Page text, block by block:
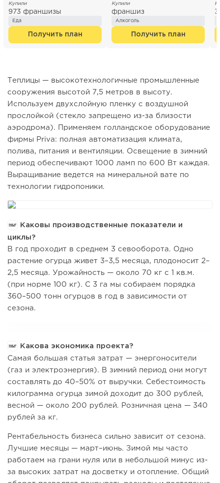
Купили
973 франшизы
Еда
Получить план
Купили
франшиз
Алкоголь
Получить план
Теплицы — высокотехнологичные промышленные
сооружения высотой 7,5 метров в высоту.
Используем двухслойную пленку с воздушной
прослойкой (стекло запрещено из-за близости
аэродрома). Применяем голландское оборудование
фирмы Priva: полная автоматизация климата,
полива, питания и вентиляции. Освещение в зимний
период обеспечивают 1000 ламп по 600 Вт каждая.
Выращивание ведется на минеральной вате по
технологии гидропоники.
Каковы производственные показатели и
циклы?
В год проходит в среднем 3 севооборота. Одно
растение огурца живет 3–3,5 месяца, плодоносит 2–
2,5 месяца. Урожайность — около 70 кг с 1 кв.м.
(при норме 100 кг). С 3 га мы собираем порядка
360–500 тонн огурцов в год в зависимости от
сезона.
Какова экономика проекта?
Самая большая статья затрат — энергоносители
(газ и электроэнергия). В зимний период они могут
составлять до 40–50% от выручки. Себестоимость
килограмма огурца зимой доходит до 300 рублей,
весной — около 200 рублей. Розничная цена — 340
рублей за кг.
Рентабельность бизнеса сильно зависит от сезона.
Лучшие месяцы — март–июнь. Зимой мы часто
работаем на грани нуля или в небольшой минус из-
за высоких затрат на досветку и отопление. Общий